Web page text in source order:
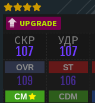
UPGRADE
СКР
107
УДР
107
OVR
109
ST
106
CM CDM